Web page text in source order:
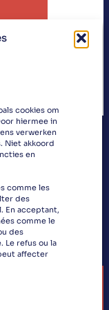
cookies om
hiermee in
verwerken
Niet akkoord
en
comme les
des
En acceptant,
comme le
des
Le refus ou la
affecter
30